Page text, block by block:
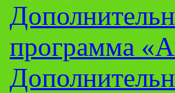
программа